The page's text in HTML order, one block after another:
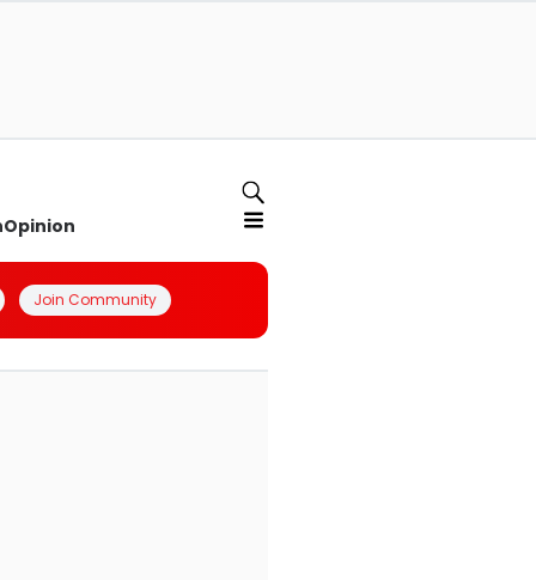
Opinion
Join Community